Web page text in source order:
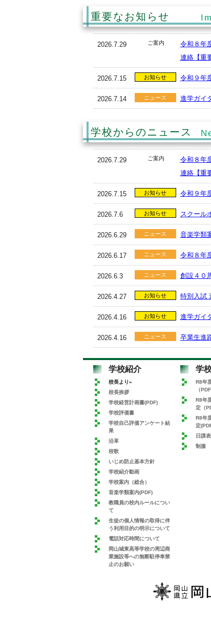
重要なお知らせ
2026.7.29 ご案内
令和８年
連絡【重
2026.7.15 お知らせ 令和９年
2026.7.14 ニュース 進学ガイ
2026.6.3 ニュース 創設４０
2026.4.27 お知らせ 特別入試
学校からのニュース
2026.7.29 ご案内
令和８年
連絡【重
2026.7.15 お知らせ 令和９年
2026.7.6 お知らせ スクー
2026.6.29 ニュース 音楽学類
2026.6.17 ニュース 令和８年
2026.6.3 ニュース 創設４０
2026.4.27 お知らせ 特別入試
2026.4.16 お知らせ 進学ガイ
2026.4.16 ニュース 卒業生進
2026.4.14 ニュース R8年度12
学校紹介
校長より»
校長挨拶
学校経営計画書(PDF)
学校評価書
学校自己評価アンケート結
果
沿革
校歌
いじめ防止基本方針
学校紹介動画
学校案内（総合）
音楽学類案内(PDF)
教職員の校内ルールについ
て
生徒の個人情報の取得に伴
う利用目的の明示について
電話対応時間について
岡山城東高等学校の周辺商
業施設等への無断駐停車禁
止のお願い
学
R8年
（PDF
R8年
定（
R8年
定
日課表
制服